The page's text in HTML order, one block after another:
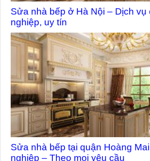
Sửa nhà bếp ở Hà Nội – Dịch vụ
nghiệp, uy tín
Sửa nhà bếp tại quận Hoàng
nghiệp – Theo mọi yêu cầu